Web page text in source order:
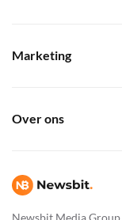
Newsbit Media Group
Marketing
Over ons